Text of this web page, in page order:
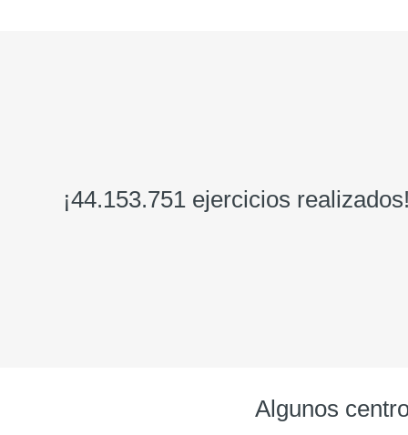
¡44.153.751 ejercicios
Algunos